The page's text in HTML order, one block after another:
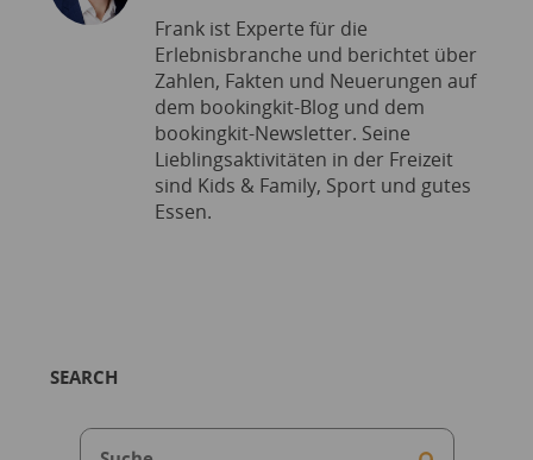
SEARCH
Frank ist Experte für die
Erlebnisbranche und berichtet über
Zahlen, Fakten und Neuerungen auf
dem bookingkit-Blog und dem
bookingkit-Newsletter. Seine
Lieblingsaktivitäten in der Freizeit
sind Kids & Family, Sport und gutes
Essen.